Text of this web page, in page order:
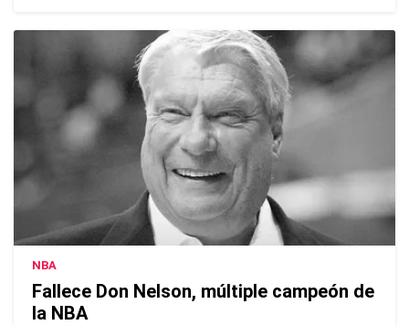
NBA
Fallece Don Nelson, múltiple campeón de
la NBA